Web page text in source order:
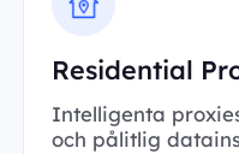
Residential
Intelligenta
och pålitlig